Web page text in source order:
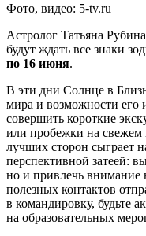
Фото, видео: 5-tv.ru
Астролог Татьяна
будут ждать все знаки
по 16 июня.
В эти дни Солнце в
мира и возможности его
совершить короткие
или пробежки на свежем
лучших сторон сыграет
перспективной затеей:
но и привлечь
полезных контактов
в командировку, будьте
на образовательных